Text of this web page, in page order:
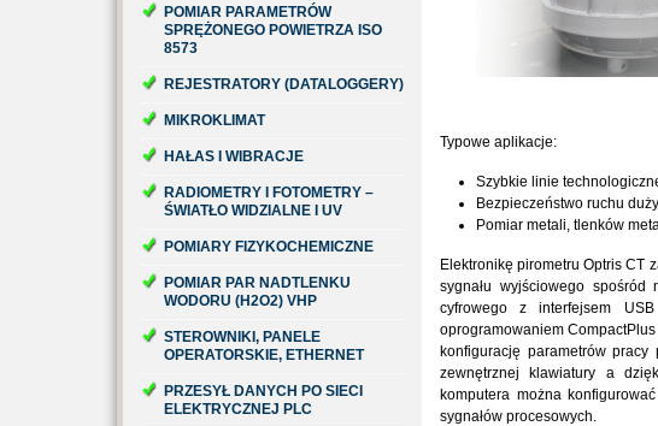
Typowe aplikacje:
Szybkie linie
Bezpieczeństwo ruchu
Pomiar metali, tlenków
Elektronikę pirometru Optris CT
sygnału wyjściowego
cyfrowego z interfejsem
oprogramowaniem
konfigurację parametrów
zewnętrznej klawiatury a
komputera można
sygnałów procesowych.
POMIAR PARAMETRÓW
SPRĘŻONEGO POWIETRZA ISO
8573
REJESTRATORY (DATALOGGERY)
MIKROKLIMAT
HAŁAS I WIBRACJE
RADIOMETRY I FOTOMETRY –
ŚWIATŁO WIDZIALNE I UV
POMIARY FIZYKOCHEMICZNE
POMIAR PAR NADTLENKU
WODORU (H2O2) VHP
STEROWNIKI, PANELE
OPERATORSKIE, ETHERNET
PRZESYŁ DANYCH PO SIECI
ELEKTRYCZNEJ PLC